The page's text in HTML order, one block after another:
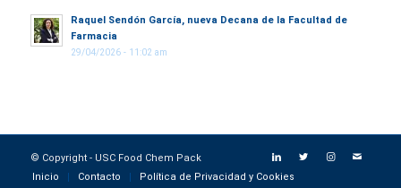
Raquel Sendón García, nueva Decana de la Facultad de
Farmacia
29/04/2026 - 11:02 am
© Copyright - USC Food Chem Pack
Inicio
Contacto Política de Privacidad y Cookies